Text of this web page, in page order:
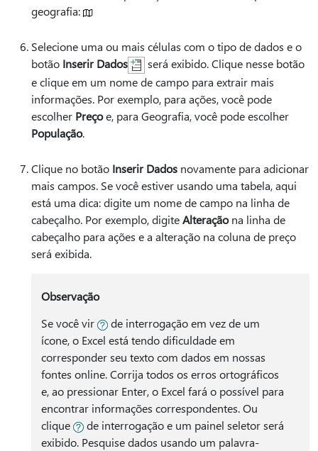
geografia:
Selecione uma ou mais células com o tipo de dados e o
botão Inserir Dados
será exibido. Clique nesse botão
e clique em um nome de campo para extrair mais
informações. Por exemplo, para ações, você pode
escolher Preçoe, para Geografia, você pode escolher
População.
Clique no botão Inserir Dados novamente para adicionar
mais campos. Se você estiver usando uma tabela, aqui
está uma dica: digite um nome de campo na linha de
cabeçalho. Por exemplo, digiteAlteraçãona linha de
cabeçalho para ações e a alteração na coluna de preço
será exibida.
Observação
Se você vir
de interrogação em vez de um
ícone, o Excel está tendo dificuldade em
corresponder seu texto com dados em nossas
fontes online. Corrija todos os erros ortográficos
e, ao pressionar Enter, o Excel fará o possível para
encontrar informações correspondentes. Ou
clique
de interrogação e um painel seletor será
exibido. Pesquise dados usando um palavra-